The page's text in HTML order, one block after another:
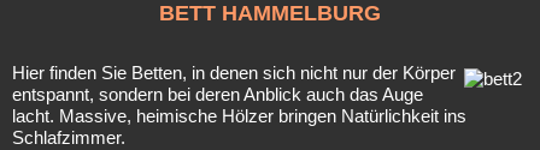
BETT HAMMELBURG
Hier finden Sie Betten, in denen sich nicht nur der Körper
entspannt, sondern bei deren Anblick auch das Auge
lacht. Massive, heimische Hölzer bringen Natürlichkeit ins
Schlafzimmer.